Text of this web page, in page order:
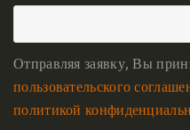
Отправляя заявку, Вы
пользовательского
политикой